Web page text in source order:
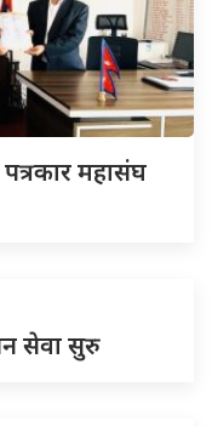
महासंघ
सेवा सुरु